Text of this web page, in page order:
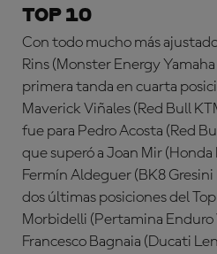
Top 10
Con todo mucho más
Rins (Monster Energy
primera tanda en cuarta
Maverick Viñales (Red Bull
fue para Pedro Acosta (Red
que superó a Joan Mir (Honda
Fermín Aldeguer (BK8 Gresini
dos últimas posiciones del
Morbidelli (Pertamina Enduro
Francesco Bagnaia (Ducati